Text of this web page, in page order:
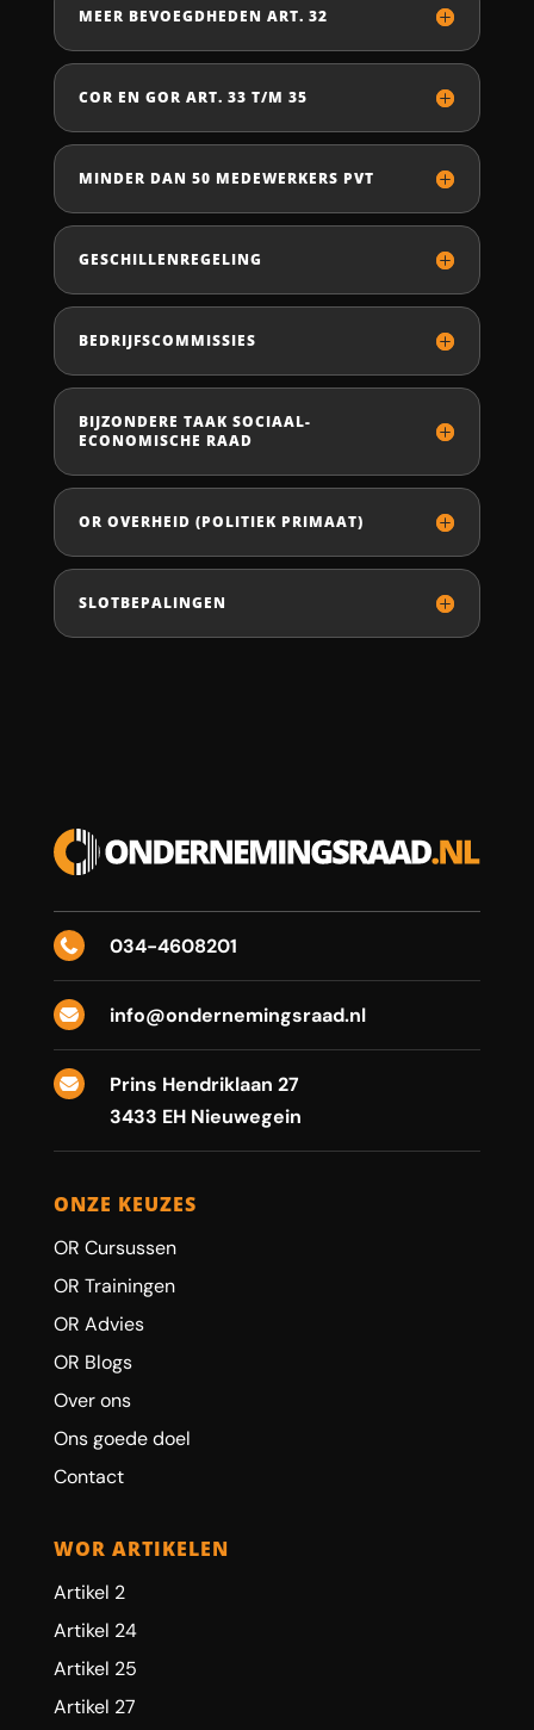
MEER BEVOEGDHEDEN ART. 32
COR EN GOR ART. 33 T/M 35
MINDER DAN 50 MEDEWERKERS PVT
GESCHILLENREGELING
BEDRIJFSCOMMISSIES
BIJZONDERE TAAK SOCIAAL-
ECONOMISCHE RAAD
OR OVERHEID (POLITIEK PRIMAAT)
SLOTBEPALINGEN
 034-4608201
 info@ondernemingsraad.nl

Prins Hendriklaan 27
3433 EH Nieuwegein
ONZE KEUZES
OR Cursussen
OR Trainingen
OR Advies
OR Blogs
Over ons
Ons goede doel
Contact
WOR ARTIKELEN
Artikel 2
Artikel 24
Artikel 25
Artikel 27